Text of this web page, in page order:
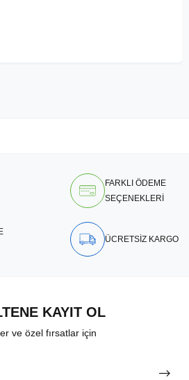
FARKLI ÖDEME
SEÇENEKLERİ
ÜCRETSİZ KARGO
KAYIT OL
ve özel fırsatlar için